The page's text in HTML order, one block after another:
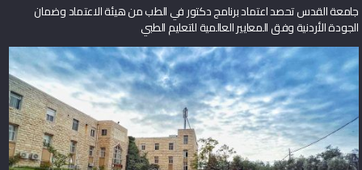
جامعة القدس تحصد اعتماد برنامج دكتور في الطب من هيئة الاعتماد وضمان
الجودة الأردنية وفق المعايير العالمية للتعليم الطبي